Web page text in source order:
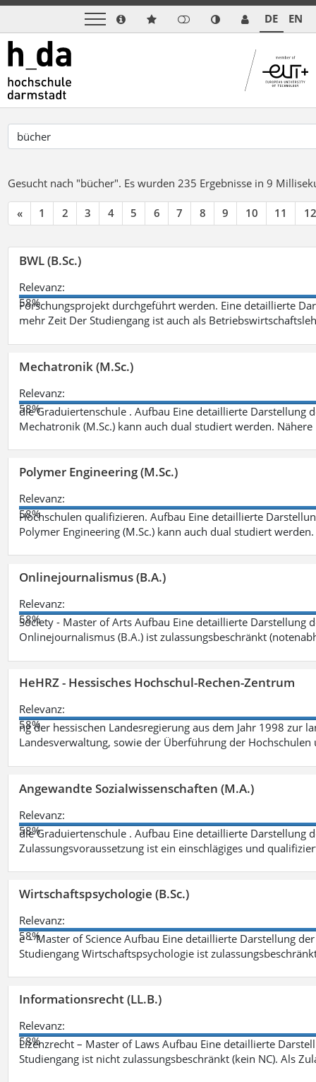
DE EN
Gesucht nach "bücher". Es wurden 235 Ergebnisse in 9
« 1 2 3 4 5 6 7 8 9 10 11 12
BWL (B.Sc.)
Relevanz:
58%
Forschungsprojekt durchgeführt werden. Eine detaillierte
mehr Zeit Der Studiengang ist auch als
Mechatronik (M.Sc.)
Relevanz:
58%
die Graduiertenschule . Aufbau Eine detaillierte Darstellung
Mechatronik (M.Sc.) kann auch dual studiert werden.
Polymer Engineering (M.Sc.)
Relevanz:
58%
Hochschulen qualifizieren. Aufbau Eine detaillierte
Polymer Engineering (M.Sc.) kann auch dual studiert
Onlinejournalismus (B.A.)
Relevanz:
58%
Society - Master of Arts Aufbau Eine detaillierte Darstellung
Onlinejournalismus (B.A.) ist zulassungsbeschränkt
HeHRZ - Hessisches Hochschul-Rechen-Zentrum
Relevanz:
58%
ng der hessischen Landesregierung aus dem Jahr 1998 zur
Landesverwaltung, sowie der Überführung der
Angewandte Sozialwissenschaften (M.A.)
Relevanz:
58%
die Graduiertenschule . Aufbau Eine detaillierte Darstellung
Zulassungsvoraussetzung ist ein einschlägiges und
Wirtschaftspsychologie (B.Sc.)
Relevanz:
58%
e – Master of Science Aufbau Eine detaillierte Darstellung
Studiengang Wirtschaftspsychologie ist
Informationsrecht (LL.B.)
Relevanz:
58%
Lizenzrecht – Master of Laws Aufbau Eine detaillierte
Studiengang ist nicht zulassungsbeschränkt (kein NC). Als